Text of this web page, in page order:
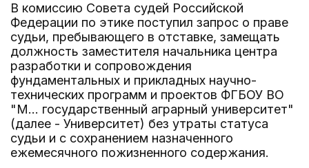
В комиссию Совета судей Российской
Федерации по этике поступил запрос о праве
судьи, пребывающего в отставке, замещать
должность заместителя начальника центра
разработки и сопровождения
фундаментальных и прикладных научно-
технических программ и проектов ФГБОУ ВО
"М... государственный аграрный университет"
(далее - Университет) без утраты статуса
судьи и с сохранением назначенного
ежемесячного пожизненного содержания.